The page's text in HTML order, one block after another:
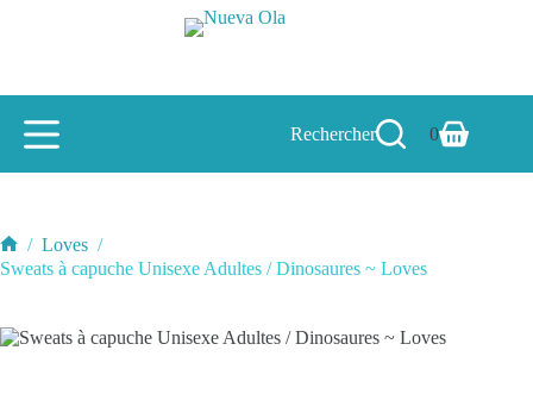
Rechercher
Panier
0
Accueil
/ Loves /
Sweats à capuche Unisexe Adultes / Dinosaures ~ Loves